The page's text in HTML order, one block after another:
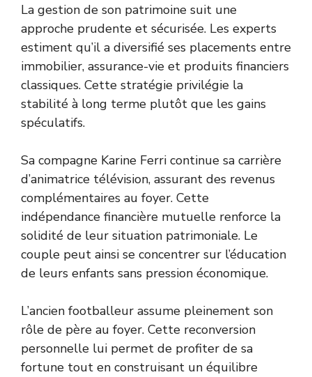
La gestion de son patrimoine suit une
approche prudente et sécurisée. Les experts
estiment qu’il a diversifié ses placements entre
immobilier, assurance-vie et produits financiers
classiques. Cette stratégie privilégie la
stabilité à long terme plutôt que les gains
spéculatifs.
Sa compagne Karine Ferri continue sa carrière
d’animatrice télévision, assurant des revenus
complémentaires au foyer. Cette
indépendance financière mutuelle renforce la
solidité de leur situation patrimoniale. Le
couple peut ainsi se concentrer sur l’éducation
de leurs enfants sans pression économique.
L’ancien footballeur assume pleinement son
rôle de père au foyer. Cette reconversion
personnelle lui permet de profiter de sa
fortune tout en construisant un équilibre